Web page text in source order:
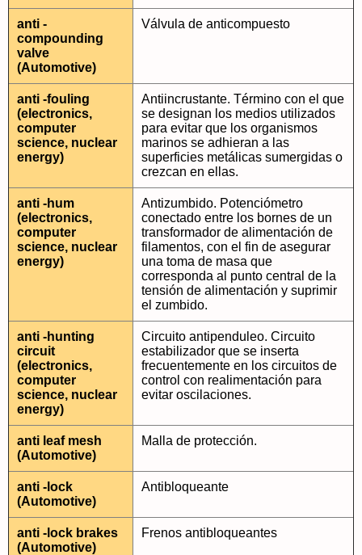
anti -
compounding
valve
(Automotive)
Válvula de anticompuesto
anti -fouling
(electronics,
computer
science, nuclear
energy)
Antiincrustante. Término con el que
se designan los medios utilizados
para evitar que los organismos
marinos se adhieran a las
superficies metálicas sumergidas o
crezcan en ellas.
anti -hum
(electronics,
computer
science, nuclear
energy)
Antizumbido. Potenciómetro
conectado entre los bornes de un
transformador de alimentación de
filamentos, con el fin de asegurar
una toma de masa que
corresponda al punto central de la
tensión de alimentación y suprimir
el zumbido.
anti -hunting
circuit
(electronics,
computer
science, nuclear
energy)
Circuito antipenduleo. Circuito
estabilizador que se inserta
frecuentemente en los circuitos de
control con realimentación para
evitar oscilaciones.
anti leaf mesh
(Automotive)
Malla de protección.
anti -lock
(Automotive)
Antibloqueante
anti -lock brakes
(Automotive)
Frenos antibloqueantes